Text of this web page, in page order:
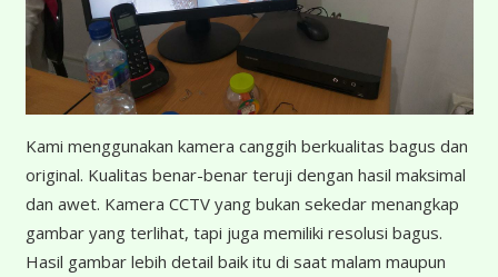
Kami menggunakan kamera canggih berkualitas bagus dan
original. Kualitas benar-benar teruji dengan hasil maksimal
dan awet. Kamera CCTV yang bukan sekedar menangkap
gambar yang terlihat, tapi juga memiliki resolusi bagus.
Hasil gambar lebih detail baik itu di saat malam maupun